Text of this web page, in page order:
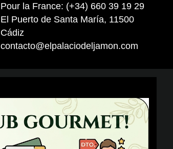
Pour la France: (+34) 660 39 19 29
El Puerto de Santa María, 11500
Cádiz
contacto@elpalaciodeljamon.com